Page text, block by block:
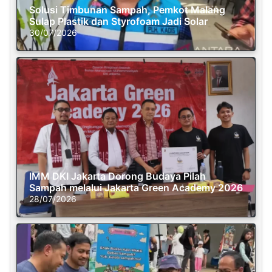
Solusi Timbunan Sampah, Pemkot Malang
Sulap Plastik dan Styrofoam Jadi Solar
30/07/2026
IMM DKI Jakarta Dorong Budaya Pilah
Sampah melalui Jakarta Green Academy 2026
28/07/2026